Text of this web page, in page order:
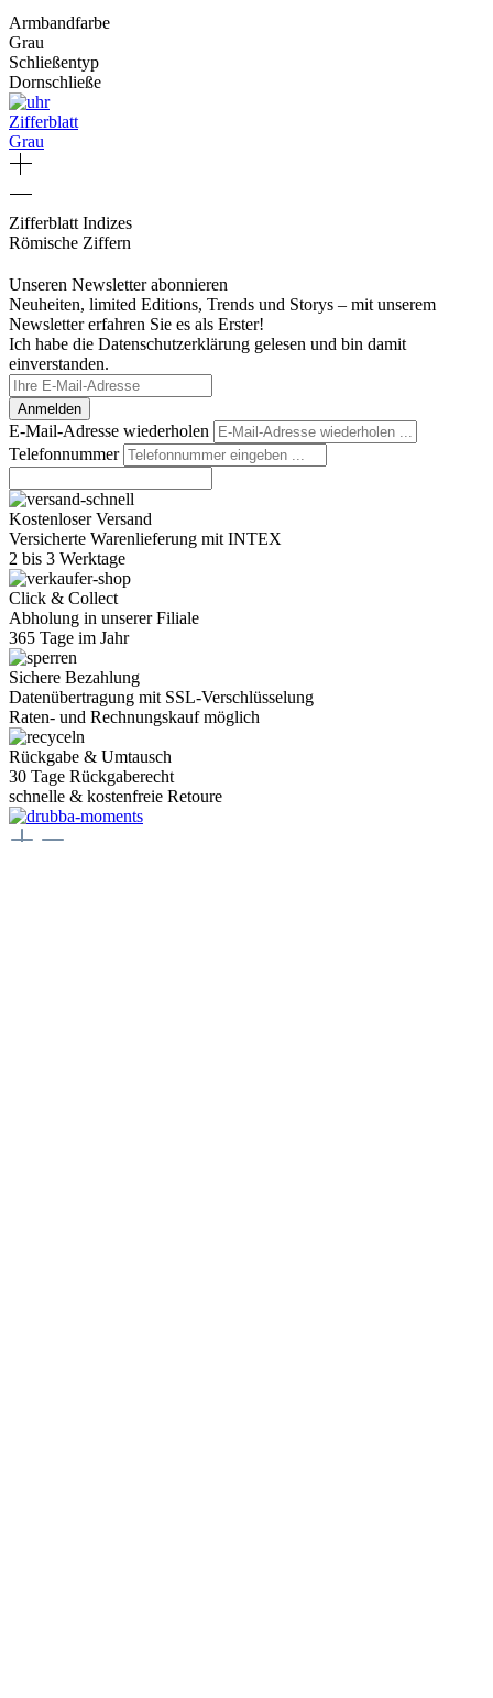
Armbandfarbe
Grau
Schließentyp
Dornschließe
Zifferblatt
Grau
Zifferblatt Indizes
Römische Ziffern
Unseren Newsletter abonnieren
Neuheiten, limited Editions, Trends und Storys – mit unserem
Newsletter erfahren Sie es als Erster!
Ich habe die Datenschutzerklärung gelesen und bin damit
einverstanden.
Anmelden
E-Mail-Adresse wiederholen
Telefonnummer
Kostenloser Versand
Versicherte Warenlieferung mit INTEX
2 bis 3 Werktage
Click & Collect
Abholung in unserer Filiale
365 Tage im Jahr
Sichere Bezahlung
Datenübertragung mit SSL-Verschlüsselung
Raten- und Rechnungskauf möglich
Rückgabe & Umtausch
30 Tage Rückgaberecht
schnelle & kostenfreie Retoure